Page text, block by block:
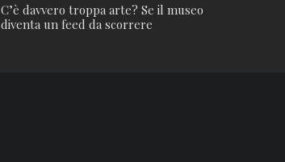
C’è davvero troppa arte? Se il museo
diventa un feed da scorrere